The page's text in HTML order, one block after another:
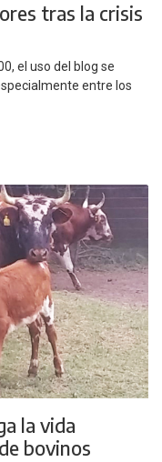
tras la crisis
el uso del blog se
entre los
la vida
bovinos